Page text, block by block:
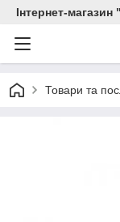
Інтернет-магазин
Товари та